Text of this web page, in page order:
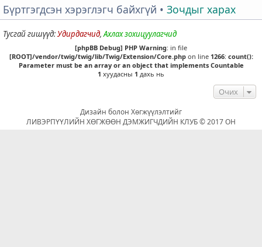
Бүртгэгдсэн хэрэглэгч байхгүй • Зочдыг харах
Тусгай гишүүд:Удирдагчид,Ахлах зохицуулагчид
[phpBB Debug] PHP Warning: in file
[ROOT]/vendor/twig/twig/lib/Twig/Extension/Core.phpon line 1266: count():
Parameter must be an array or an object that implements Countable
1 хуудасны 1 дахь нь
Очих
Дизайн болон Хөгжүүлэлтийг
ЛИВЭРПҮҮЛИЙН ХӨГЖӨӨН ДЭМЖИГЧДИЙН КЛУБ © 2017 ОН